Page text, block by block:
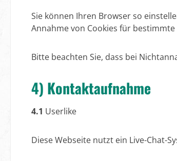
Sie können Ihren Browser so
Annahme von Cookies für
Bitte beachten Sie, dass bei
4) Kontaktaufnahme
4.1 Userlike
Diese Webseite nutzt ein Live-Chat-